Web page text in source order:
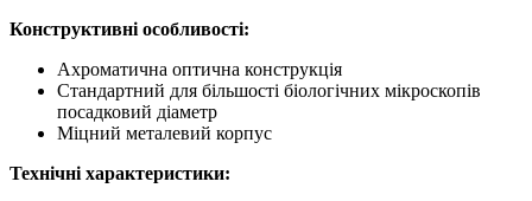
Конструктивні особливості:
Ахроматична оптична конструкція
Стандартний для більшості біологічних мікроскопів
посадковий діаметр
Міцний металевий корпус
Технічні характеристики: